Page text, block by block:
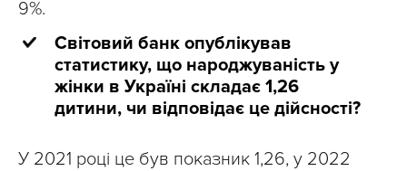
9%.
Світовий банк опублікував
статистику, що народжуваність у
жінки в Україні складає 1,26
дитини, чи відповідає це дійсності?
У 2021 році це був показник 1,26, у 2022